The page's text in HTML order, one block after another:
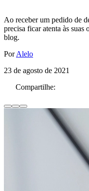
Ao receber um pedido de
precisa ficar atenta às suas
blog.
PorAlelo
23 de agosto de 2021
Compartilhe: